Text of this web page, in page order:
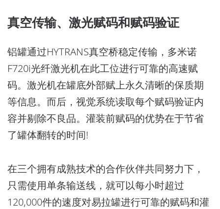
真空传输、激光赋码和赋码验证
铝罐通过HYTRANS真空桥稳定传输，多米诺
F720i光纤激光机在此工位进行可靠的高速赋
码。激光机在罐底外部赋上永久清晰的保质期
等信息。而后，视觉系统读取每个赋码验证内
容并剔除不良品。灌装前赋码的优势在于节省
了罐体翻转的时间!
在三个拥有成熟技术的合作伙伴共同努力下，
只需使用单条输送线，就可以每小时超过
120,000件的速度对易拉罐进行可靠的赋码和灌